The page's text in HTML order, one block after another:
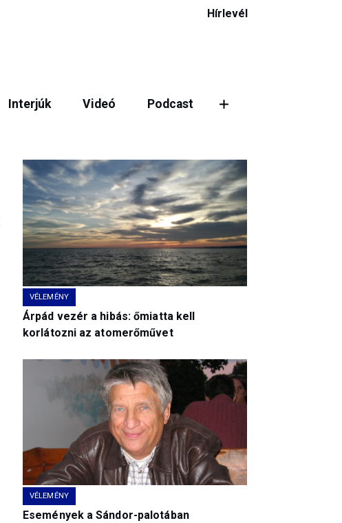
Hírlevél
Interjúk Videó Podcast
Megosztás
VÉLEMÉNY
Árpád vezér a hibás: őmiatta kell
korlátozni az atomerőművet
VÉLEMÉNY
Események a Sándor-palotában